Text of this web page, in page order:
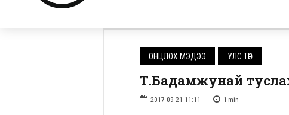
ОНЦЛОХ МЭДЭЭ УЛС ТӨР
Т.Бадамжунай
2017-09-21 11:11 1 min